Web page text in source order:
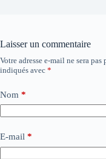
Laisser un commentaire
Votre adresse e-mail ne sera pas
indiqués avec *
Nom *
E-mail *